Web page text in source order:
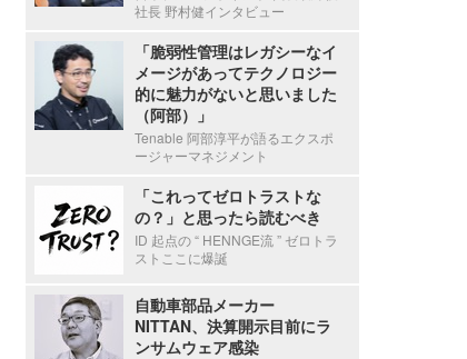
社長 野村健インタビュー
「脆弱性管理はレガシーなイ
メージがあってテクノロジー
的に魅力がないと思いました
（阿部）」
Tenable 阿部淳平が語るエクスポ
ージャーマネジメント
「これってゼロトラストな
の？」と思ったら読むべき
ID 起点の “ HENNGE流 ” ゼロトラ
ストここに爆誕
自動車部品メーカー
NITTAN、決算開示目前にラ
ンサムウェア感染